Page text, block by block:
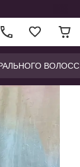
ВОЛОССЯ